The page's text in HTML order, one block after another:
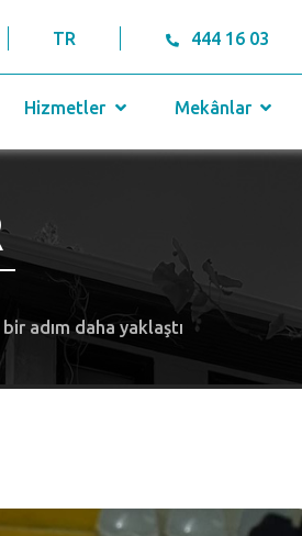
TR 444 16 03
Hizmetler Mekânlar
adım daha yaklaştı